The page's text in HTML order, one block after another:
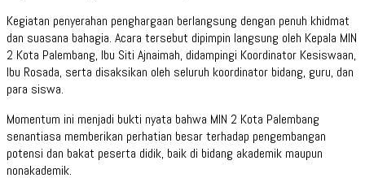
Kegiatan penyerahan penghargaan berlangsung dengan penuh khidmat
dan suasana bahagia. Acara tersebut dipimpin langsung oleh Kepala MIN
2 Kota Palembang, Ibu Siti Ajnaimah, didampingi Koordinator Kesiswaan,
Ibu Rosada, serta disaksikan oleh seluruh koordinator bidang, guru, dan
para siswa.
Momentum ini menjadi bukti nyata bahwa MIN 2 Kota Palembang
senantiasa memberikan perhatian besar terhadap pengembangan
potensi dan bakat peserta didik, baik di bidang akademik maupun
nonakademik.